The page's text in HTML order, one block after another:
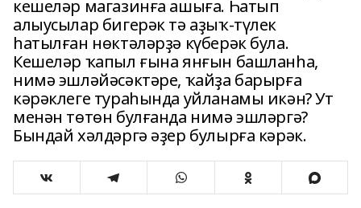
кешеләр магазинға ашыға. Һатып
алыусылар бигерәк тә аҙыҡ-түлек
һатылған нөктәләрҙә күберәк була.
Кешеләр ҡапыл ғына янғын башланһа,
нимә эшләйәсәктәре, ҡайҙа барырға
кәрәклеге тураһында уйланамы икән? Ут
менән төтөн булғанда нимә эшләргә?
Бындай хәлдәргә әҙер булырға кәрәк.